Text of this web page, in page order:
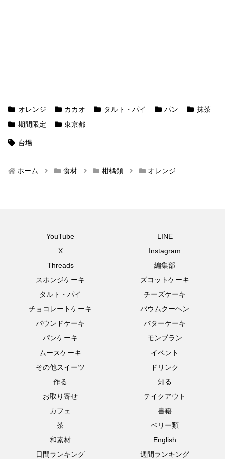
オレンジ カカオ タルト・パイ パン
抹茶
期間限定
東京都
台場
ホーム 食材 柑橘類 オレンジ
YouTube
LINE
X
Instagram
Threads
編集部
スポンジケーキ
ズコットケーキ
タルト・パイ
チーズケーキ
チョコレートケーキ
バウムクーヘン
パウンドケーキ
バターケーキ
パンケーキ
モンブラン
ムースケーキ
イベント
その他スイーツ
ドリンク
作る
知る
お取り寄せ
テイクアウト
カフェ
書籍
茶
ベリー類
和素材
English
日間ランキング
週間ランキング